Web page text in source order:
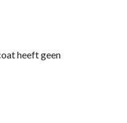
heeft geen